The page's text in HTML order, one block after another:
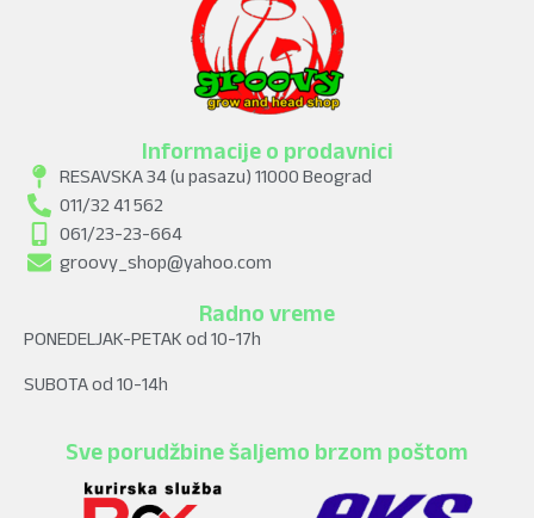
Informacije o prodavnici
RESAVSKA 34 (u pasazu) 11000 Beograd
011/32 41 562
061/23-23-664
groovy_shop@yahoo.com
Radno vreme
PONEDELJAK-PETAK od 10-17h
SUBOTA od 10-14h
Sve porudžbine šaljemo brzom poštom